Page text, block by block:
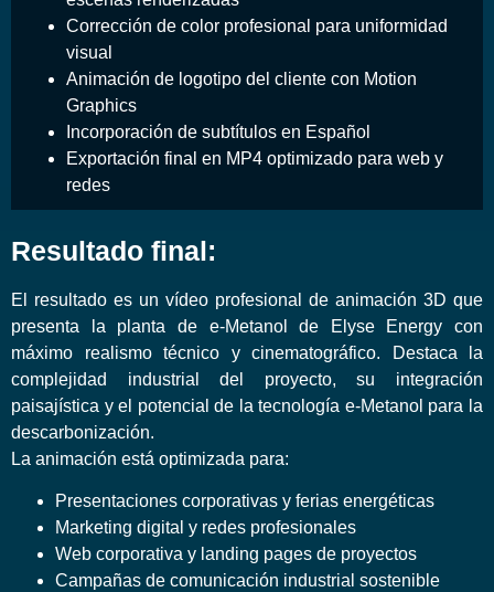
Corrección de color profesional para uniformidad
visual
Animación de logotipo del cliente con Motion
Graphics
Incorporación de subtítulos en Español
Exportación final en MP4 optimizado para web y
redes
Resultado final:
El resultado es un vídeo profesional de animación 3D que
presenta la planta de e-Metanol de Elyse Energy con
máximo realismo técnico y cinematográfico. Destaca la
complejidad industrial del proyecto, su integración
paisajística y el potencial de la tecnología e-Metanol para la
descarbonización.
La animación está optimizada para:
Presentaciones corporativas y ferias energéticas
Marketing digital y redes profesionales
Web corporativa y landing pages de proyectos
Campañas de comunicación industrial sostenible